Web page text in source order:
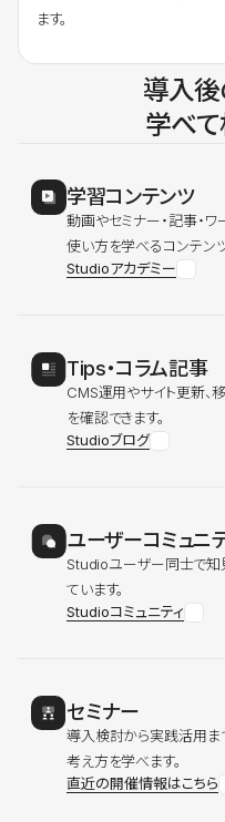
ます。
導入後
学べて
学習コンテンツ
動画やセミナー・記事・ワ
使い方を学べるコンテン
Studioアカデミー
Tips・コラム記事
CMS運用やサイト更新、
を確認できます。
Studioブログ
ユーザーコミュニ
Studioユーザー同士で知
ています。
Studioコミュニティ
セミナー
導入検討から実践活用ま
考え方を学べます。
直近の開催情報はこちら